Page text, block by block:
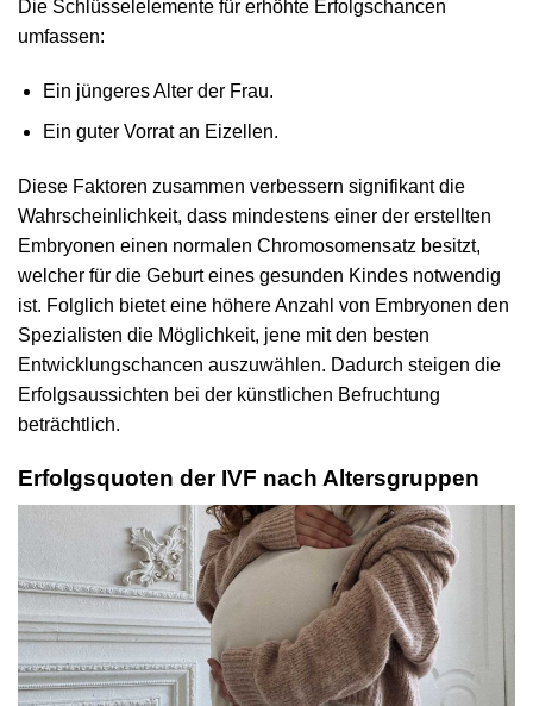
Die Schlüsselelemente für erhöhte Erfolgschancen
umfassen:
Ein jüngeres Alter der Frau.
Ein guter Vorrat an Eizellen.
Diese Faktoren zusammen verbessern signifikant die
Wahrscheinlichkeit, dass mindestens einer der erstellten
Embryonen einen normalen Chromosomensatz besitzt,
welcher für die Geburt eines gesunden Kindes notwendig
ist. Folglich bietet eine höhere Anzahl von Embryonen den
Spezialisten die Möglichkeit, jene mit den besten
Entwicklungschancen auszuwählen. Dadurch steigen die
Erfolgsaussichten bei der künstlichen Befruchtung
beträchtlich.
Erfolgsquoten der IVF nach Altersgruppen